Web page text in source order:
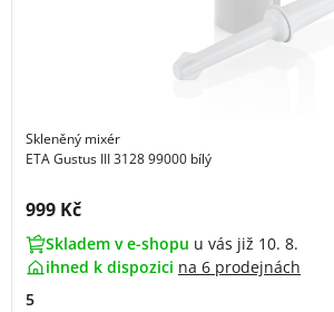
Skleněný mixér
ETA Gustus III 3128 99000 bílý
Cena s DPH:
999 Kč
Skladem v e-shopu u vás již 10. 8.
ihned k dispozici na 6 prodejnách
5